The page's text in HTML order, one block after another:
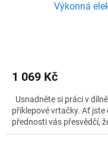
Výkonná
1 069 Kč
Usnadněte si práci v
příklepové vrtačky. Ať
přednosti vás přesvědčí,